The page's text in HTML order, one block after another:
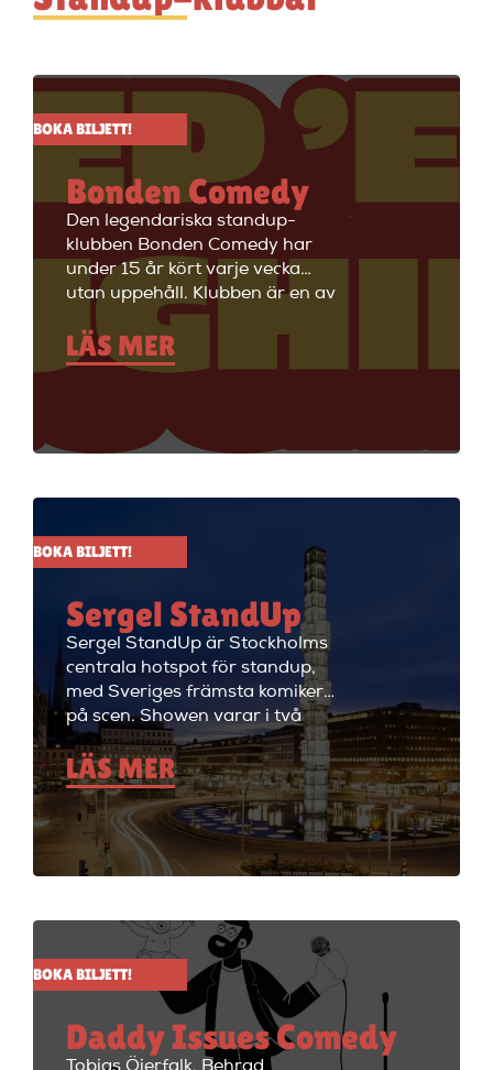
BOKA BILJETT!
Bonden Comedy
Den legendariska standup-
klubben Bonden Comedy har
under 15 år kört varje vecka
utan uppehåll. Klubben är en av
Stockholms äldsta
standupklubbar och är känd för
att ha de bästa komikerna i
välkommen till Big Ben Stand
LÄS MER
BOKA BILJETT!
Sergel StandUp
Sergel StandUp är Stockholms
centrala hotspot för standup,
med Sveriges främsta komiker
på scen. Showen varar i två
timmar med en paus, och
efteråt fortsätter kvällen med
cocktails i restaurangdelen.
Perfekt för en dejt eller en kväll
med vänner! Sergel StandUp är
både den perfekta förfesten och
ladda batterierna. Showen
håller på i ungefär två timmar
med en paus i mitten på 15
minuter. Efter showen kan
kvällen fortsätta med fest i
restaurangdelen med ett stort
LÄS MER
BOKA BILJETT!
Daddy Issues Comedy